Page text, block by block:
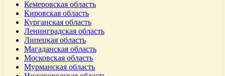
Кемеровская область
Кировская область
Курганская область
Ленинградская область
Липецкая область
Магаданская область
Московская область
Мурманская область